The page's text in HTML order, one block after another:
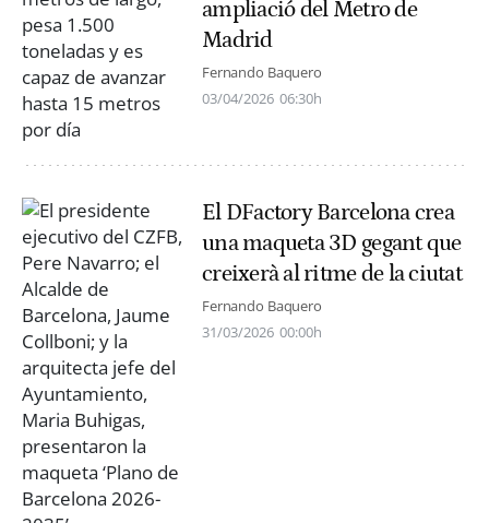
ampliació del Metro de
Madrid
Fernando Baquero
03/04/2026 06:30h
El DFactory Barcelona crea
una maqueta 3D gegant que
creixerà al ritme de la ciutat
Fernando Baquero
31/03/2026 00:00h